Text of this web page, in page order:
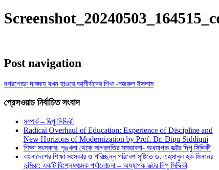
Post navigation
নগরপোড়া দাবদাহ যখন হাওরে আশীর্বাদের শিখা -নজরুল ইসলাম
প্রেসওয়াচ নির্বাচিত সংবাদ
সম্পর্ক – দিপু সিদ্দিকী
Radical Overhaul of Education: Experience of Discipline and
New Horizons of Modernization by Prof. Dr. Dipu Siddiqui
শিক্ষা সংস্কার: শৃঙ্খলা থেকে অগ্রগতির সম্ভাবনা- অধ্যাপক ডক্টর দিপু সিদ্দিকী
বাংলাদেশের শিক্ষা সংস্কার ও পরিচ্ছন্ন পরিবেশ সৃষ্টিতে ড. এহসানুল হক মিলনের
ভূমিকা: একটি বিশ্লেষণাত্মক পর্যালোচনা – অধ্যাপক ডক্টর দিপু সিদ্দিকী